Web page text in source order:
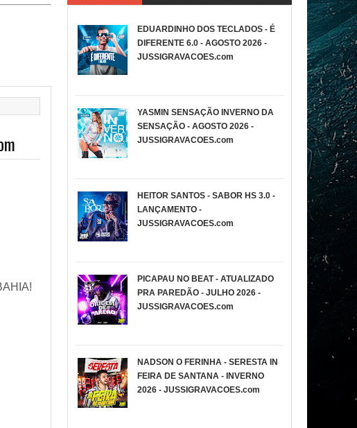
EDUARDINHO DOS TECLADOS - É
DIFERENTE 6.0 - AGOSTO 2026 -
JUSSIGRAVACOES.com
YASMIN SENSAÇÃO INVERNO DA
SENSAÇÃO - AGOSTO 2026 -
JUSSIGRAVACOES.com
HEITOR SANTOS - SABOR HS 3.0 -
LANÇAMENTO -
JUSSIGRAVACOES.com
PICAPAU NO BEAT - ATUALIZADO
PRA PAREDÃO - JULHO 2026 -
JUSSIGRAVACOES.com
NADSON O FERINHA - SERESTA IN
FEIRA DE SANTANA - INVERNO
2026 - JUSSIGRAVACOES.com